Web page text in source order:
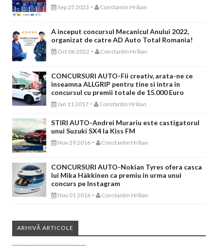
Sep 25 2023 - Constantin Hriban
A inceput concursul Mecanicul Anului 2022,
organizat de catre AD Auto Total Romania!
Oct 06 2022 - Constantin Hriban
CONCURSURI AUTO-Fii creativ, arata-ne ce
inseamna ALLGRIP pentru tine si intra in
concursul cu premii totale de 15.000 Euro
Jan 11 2017 - Constantin Hriban
STIRI AUTO-Andrei Murariu este castigatorul
unui Suzuki SX4 la Kiss FM
Nov 29 2016 - Constantin Hriban
CONCURSURI AUTO-Nokian Tyres ofera casca
lui Mika Häkkinen ca premiu in urma unui
concurs pe Instagram
Nov 01 2016 - Constantin Hriban
ARHIVĂ ARTICOLE